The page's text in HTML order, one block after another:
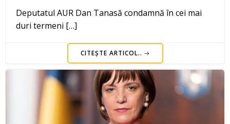
Deputatul AUR Dan Tanasă condamnă în cei mai
duri termeni […]
CITEȘTE ARTICOL..